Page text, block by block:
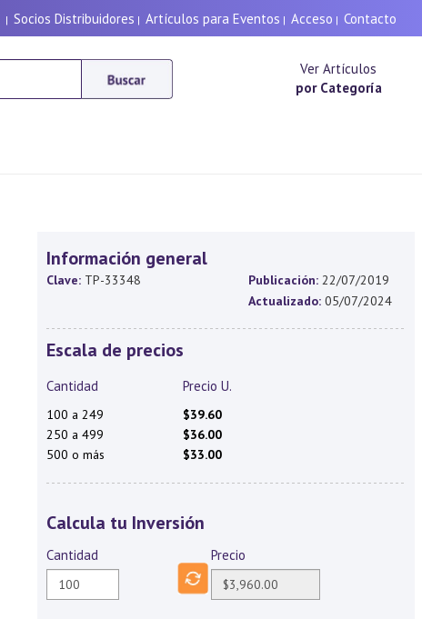
| Socios Distribuidores | Artículos para Eventos | Acceso | Contacto
Ver Artículos
por Categoría
Información general
Clave: TP-33348 Publicación: 22/07/2019
Actualizado: 05/07/2024
Escala de precios
Cantidad Precio U.
100 a 249
$39.60
250 a 499
$36.00
500 o más
$33.00
Calcula tu Inversión
Cantidad Precio